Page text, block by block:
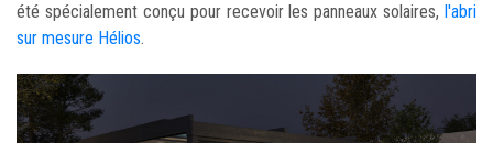
été spécialement conçu pour recevoir les panneaux solaires, l'abri
sur mesure Hélios.